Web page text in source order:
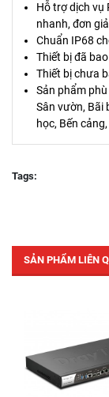
Hỗ trợ dịch vụ
nhanh, đơn
Chuẩn IP68
Thiết bị đã
Thiết bị chưa
Sản phẩm
Sân vườn, Bãi
học, Bến
Tags:
SẢN PHẨM LIÊN